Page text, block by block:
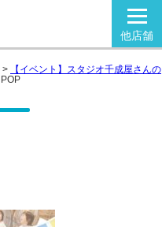
他店舗
>
【イベント】スタジオ千成屋さんの
POP